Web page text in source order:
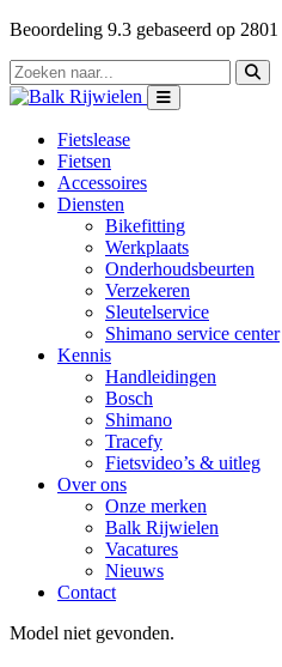
Beoordeling 9.3 gebaseerd op 2801
Fietslease
Fietsen
Accessoires
Diensten
Bikefitting
Werkplaats
Onderhoudsbeurten
Verzekeren
Sleutelservice
Shimano service center
Kennis
Handleidingen
Bosch
Shimano
Tracefy
Fietsvideo’s & uitleg
Over ons
Onze merken
Balk Rijwielen
Vacatures
Nieuws
Contact
Model niet gevonden.